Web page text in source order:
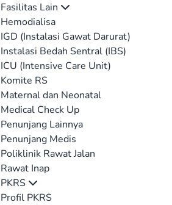
Fasilitas Lain
Hemodialisa
IGD (Instalasi Gawat Darurat)
Instalasi Bedah Sentral (IBS)
ICU (Intensive Care Unit)
Komite RS
Maternal dan Neonatal
Medical Check Up
Penunjang Lainnya
Penunjang Medis
Poliklinik Rawat Jalan
Rawat Inap
PKRS
Profil PKRS